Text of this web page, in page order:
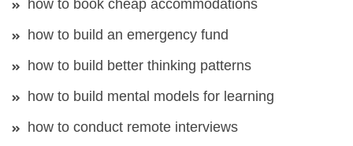
how to book cheap accommodations
how to build an emergency fund
how to build better thinking patterns
how to build mental models for learning
how to conduct remote interviews